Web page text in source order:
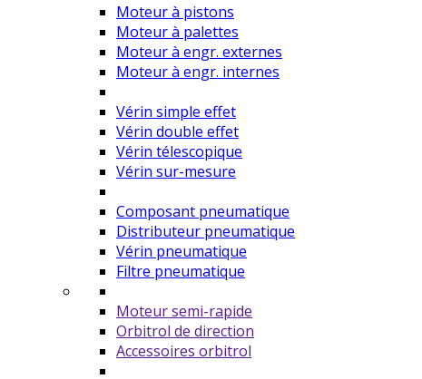
Moteur à pistons
Moteur à palettes
Moteur à engr. externes
Moteur à engr. internes
Vérin simple effet
Vérin double effet
Vérin télescopique
Vérin sur-mesure
Composant pneumatique
Distributeur pneumatique
Vérin pneumatique
Filtre pneumatique
Moteur semi-rapide
Orbitrol de direction
Accessoires orbitrol